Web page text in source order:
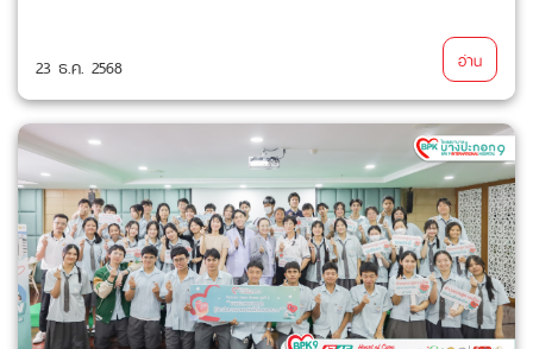
23 ธ.ค. 2568 อ่าน